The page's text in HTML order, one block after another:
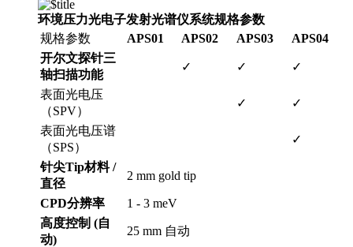
环境压力光电子发射光谱仪系统规格参数
规格参数
APS01 APS02 APS03
APS04
开尔文探针三
轴扫描功能
✓ ✓ ✓
表面光电压
（SPV）
✓ ✓
表面光电压谱
（SPS）
✓
针尖Tip材料 /
直径
2 mm gold tip
CPD分辨率
1 - 3 meV
高度控制 (自
动)
25 mm 自动